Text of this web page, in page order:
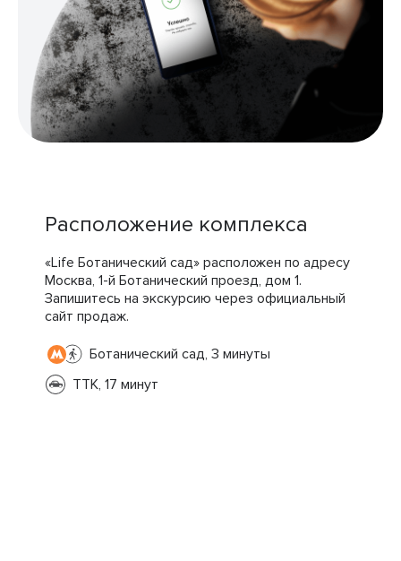
Расположение комплекса
«Life Ботанический сад» расположен по адресу
Москва, 1-й Ботанический проезд, дом 1.
Запишитесь на экскурсию через официальный
сайт продаж.
Ботанический сад, 3 минуты
ТТК, 17 минут